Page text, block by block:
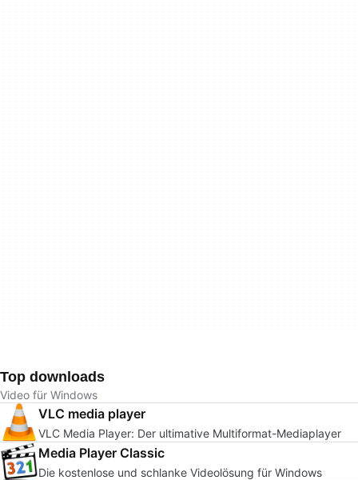
Top downloads
Video für Windows
VLC media player
VLC Media Player: Der ultimative Multiformat-Mediaplayer
Media Player Classic
Die kostenlose und schlanke Videolösung für Windows